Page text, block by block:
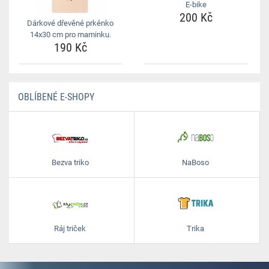
Dárkové dřevěné prkénko
14x30 cm pro maminku.
190 Kč
E-bike
200 Kč
OBLÍBENÉ E-SHOPY
Bezva triko NaBoso
Ráj triček Trika